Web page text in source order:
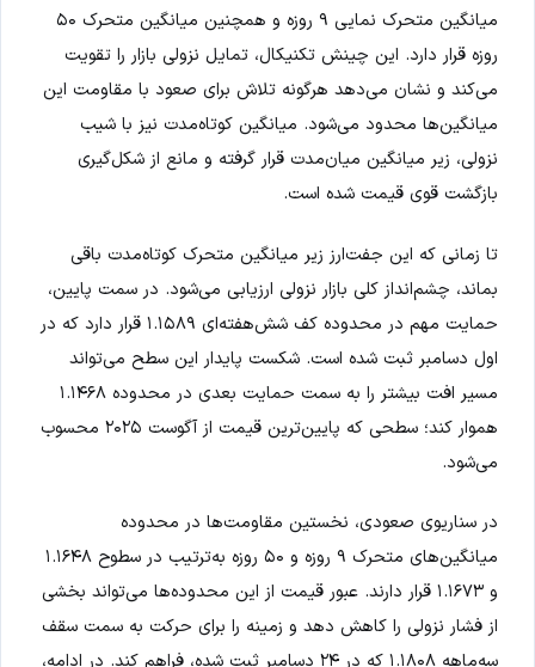
میانگین متحرک نمایی ۹ روزه و همچنین میانگین متحرک ۵۰
روزه قرار دارد. این چینش تکنیکال، تمایل نزولی بازار را تقویت
می‌کند و نشان می‌دهد هرگونه تلاش برای صعود با مقاومت این
میانگین‌ها محدود می‌شود. میانگین کوتاه‌مدت نیز با شیب
نزولی، زیر میانگین میان‌مدت قرار گرفته و مانع از شکل‌گیری
بازگشت قوی قیمت شده است.
تا زمانی که این جفت‌ارز زیر میانگین متحرک کوتاه‌مدت باقی
بماند، چشم‌انداز کلی بازار نزولی ارزیابی می‌شود. در سمت پایین،
حمایت مهم در محدوده کف شش‌هفته‌ای ۱.۱۵۸۹ قرار دارد که در
اول دسامبر ثبت شده است. شکست پایدار این سطح می‌تواند
مسیر افت بیشتر را به سمت حمایت بعدی در محدوده ۱.۱۴۶۸
هموار کند؛ سطحی که پایین‌ترین قیمت از آگوست ۲۰۲۵ محسوب
می‌شود.
در سناریوی صعودی، نخستین مقاومت‌ها در محدوده
میانگین‌های متحرک ۹ روزه و ۵۰ روزه به‌ترتیب در سطوح ۱.۱۶۴۸
و ۱.۱۶۷۳ قرار دارند. عبور قیمت از این محدوده‌ها می‌تواند بخشی
از فشار نزولی را کاهش دهد و زمینه را برای حرکت به سمت سقف
سه‌ماهه ۱.۱۸۰۸ که در ۲۴ دسامبر ثبت شده، فراهم کند. در ادامه،